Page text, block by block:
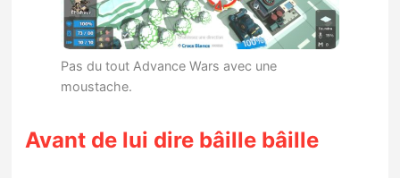
Pas du tout Advance Wars avec une
moustache.
Avant de lui dire bâille bâille